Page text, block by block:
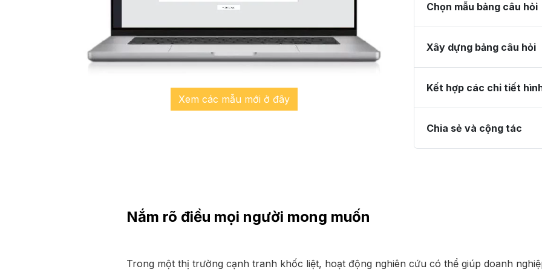
Xem các mẫu mới ở đây
Chọn mẫu bảng câu hỏi
Xây dựng bảng câu hỏi
Kết hợp các chi tiết
Chia sẻ và cộng tác
Nắm rõ điều mọi người mong muốn
Trong một thị trường cạnh tranh khốc liệt, hoạt động nghiên cứu có thể giúp doanh